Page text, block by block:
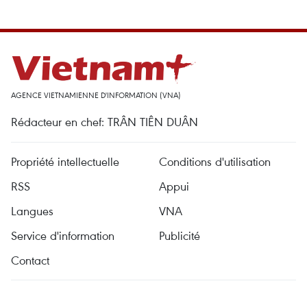
AGENCE VIETNAMIENNE D'INFORMATION (VNA)
Rédacteur en chef: TRÂN TIÊN DUÂN
Propriété intellectuelle
Conditions d'utilisation
RSS
Appui
Langues
VNA
Service d'information
Publicité
Contact